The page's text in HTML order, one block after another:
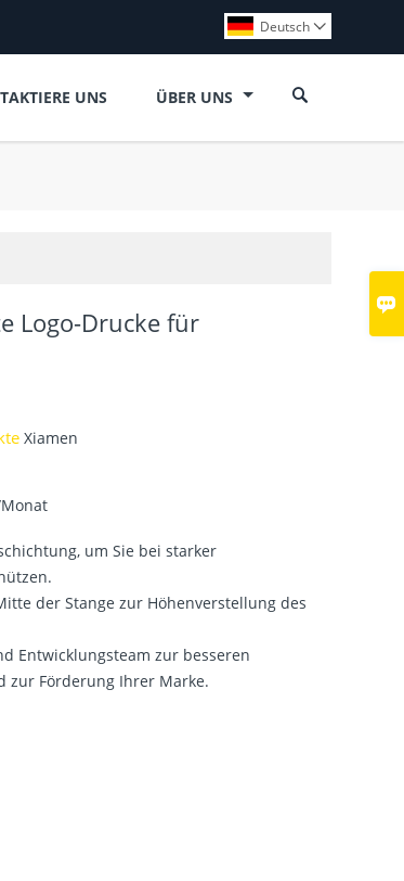

Deutsch 
UNS ÜBER UNS 
Logo-Drucke für
Xiamen
um Sie bei starker
der Stange zur Höhenverstellung des
Entwicklungsteam zur besseren
zur Förderung Ihrer Marke.